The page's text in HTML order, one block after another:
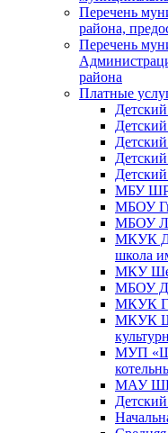
Перечень
района,
Перечень
района
Платные
МБУ ШР
МБОУ
МБОУ
МКУК
школа
МКУ
МБОУ
МКУК
МКУК
МУП
МАУ ШР